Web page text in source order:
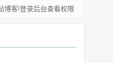
博客!登录后台查看权限